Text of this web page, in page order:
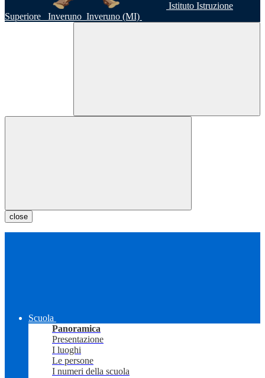
Istituto Istruzione
Superiore
Inveruno Inveruno (MI)
close
Scuola
Panoramica
Presentazione
I luoghi
Le persone
I numeri della scuola